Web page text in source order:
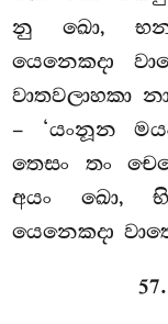
නු ඛො,
යෙනෙකදා
වාතවලාහකා
– ‘යංනූන
තෙසං තං
අයං ඛො,
යෙනෙකදා